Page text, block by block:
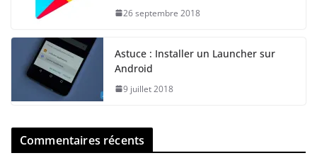
26 septembre 2018
Astuce : Installer un Launcher sur
Android
9 juillet 2018
Commentaires récents